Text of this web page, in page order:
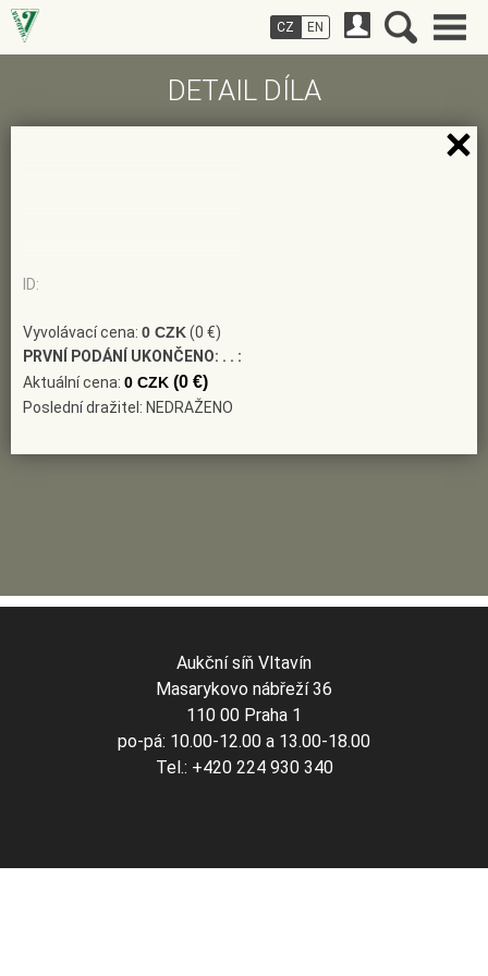
DETAIL DÍLA
ID:
Vyvolávací cena: 0 CZK(0 €)
PRVNÍ PODÁNÍ UKONČENO: . . :
Aktuální cena: 0 CZK (0 €)
Poslední dražitel: NEDRAŽENO
CZ EN
Aukční síň Vltavín
Masarykovo nábřeží 36
110 00 Praha 1
po-pá: 10.00-12.00 a 13.00-18.00
Tel.: +420 224 930 340